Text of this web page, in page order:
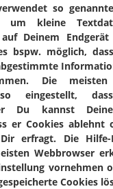
so
um kleine
Deinem
bspw. möglich,
Die
so eingestellt,
Du kannst
er Cookies ablehnt
erfragt. Die
Webbrowser
vornehmen
Cookies